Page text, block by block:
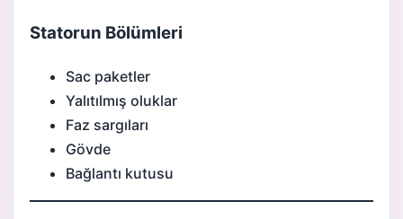
Statorun Bölümleri
Sac paketler
Yalıtılmış oluklar
Faz sargıları
Gövde
Bağlantı kutusu